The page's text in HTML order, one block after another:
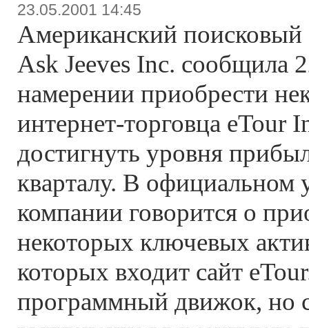
23.05.2001 14:45
Американский поисковый
Ask Jeeves Inc. сообщила
намерении приобрести
интернет-торговца eTour
достигнуть уровня
кварталу. В официальном
компании говорится о
некоторых ключевых
которых входит сайт
программный движок, но